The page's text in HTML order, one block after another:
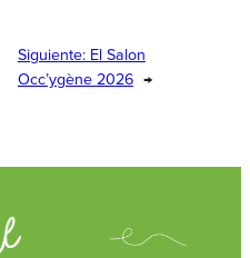
Siguiente: El Salon
Occ’ygène 2026 →